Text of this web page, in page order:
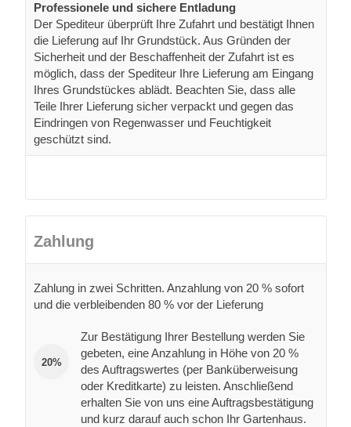
Professionele und sichere Entladung
Der Spediteur überprüft Ihre Zufahrt und bestätigt Ihnen
die Lieferung auf Ihr Grundstück. Aus Gründen der
Sicherheit und der Beschaffenheit der Zufahrt ist es
möglich, dass der Spediteur Ihre Lieferung am Eingang
Ihres Grundstückes ablädt. Beachten Sie, dass alle
Teile Ihrer Lieferung sicher verpackt und gegen das
Eindringen von Regenwasser und Feuchtigkeit
geschützt sind.
Zahlung
Zahlung in zwei Schritten. Anzahlung von 20 % sofort
und die verbleibenden 80 % vor der Lieferung
20%
Zur Bestätigung Ihrer Bestellung werden Sie
gebeten, eine Anzahlung in Höhe von 20 %
des Auftragswertes (per Banküberweisung
oder Kreditkarte) zu leisten. Anschließend
erhalten Sie von uns eine Auftragsbestätigung
und kurz darauf auch schon Ihr Gartenhaus.